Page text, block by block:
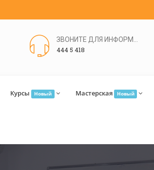
444 5 418
Курсы Новый Мастерская Новый